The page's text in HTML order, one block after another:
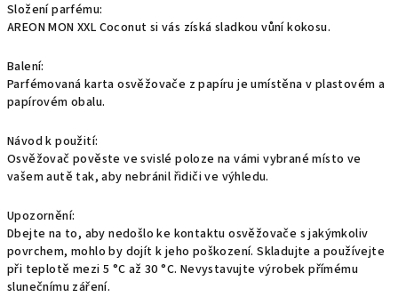
Složení parfému:
AREON MON XXL Coconut si vás získá sladkou vůní kokosu.
Balení:
Parfémovaná karta osvěžovače z papíru je umístěna v plastovém a
papírovém obalu.
Návod k použití:
Osvěžovač pověste ve svislé poloze na vámi vybrané místo ve
vašem autě tak, aby nebránil řidiči ve výhledu.
Upozornění:
Dbejte na to, aby nedošlo ke kontaktu osvěžovače s jakýmkoliv
povrchem, mohlo by dojít k jeho poškození. Skladujte a používejte
při teplotě mezi 5 °C až 30 °C. Nevystavujte výrobek přímému
slunečnímu záření.